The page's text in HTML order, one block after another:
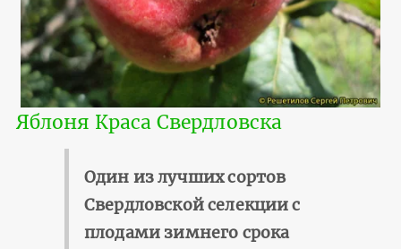
Яблоня Краса Свердловска
Один из лучших сортов
Свердловской селекции с
плодами зимнего срока